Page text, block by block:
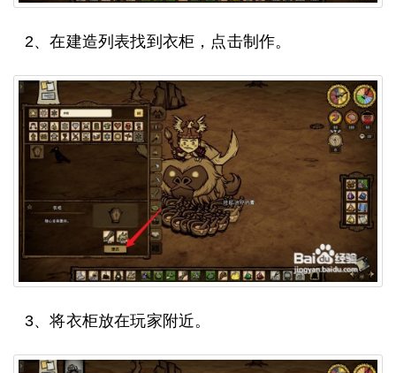
2、在建造列表找到衣柜，点击制作。
3、将衣柜放在玩家附近。